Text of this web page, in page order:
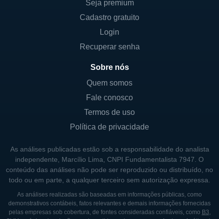
A Sanepar é uma sociedade de economia
mista, o que significa que é controlada pelo
Estado do Paraná, mas também possui
participação de investidores privados na
empresa. O governo do estado detém a
maior parte das ações, exercendo controle
sobre as decisões estratégicas e
operacionais da companhia. A estrutura
missão de prestar serviços de qualidade à
população, ao mesmo tempo em que se
busca a eficiência e a rentabilidade que
Além disso, a empresa possui um conselho
Seja premium
Cadastro gratuito
Login
Recuperar senha
Sobre nós
Quem somos
Fale conosco
Termos de uso
Política de privacidade
As análises publicadas estão sob a responsabilidade do analista
independente, Marcílio Lima, CNPI Fundamentalista 7947. O
conteúdo das análises não pode ser reproduzido ou distribuído, no
todo ou em parte, a qualquer terceiro sem autorização expressa.
As análises realizadas são baseadas em informações públicas, como
demonstrativos contábeis, fatos relevantes e demais informações fornecidas
pelas empresas sob cobertura, de fontes consideradas confiáveis, como B3,